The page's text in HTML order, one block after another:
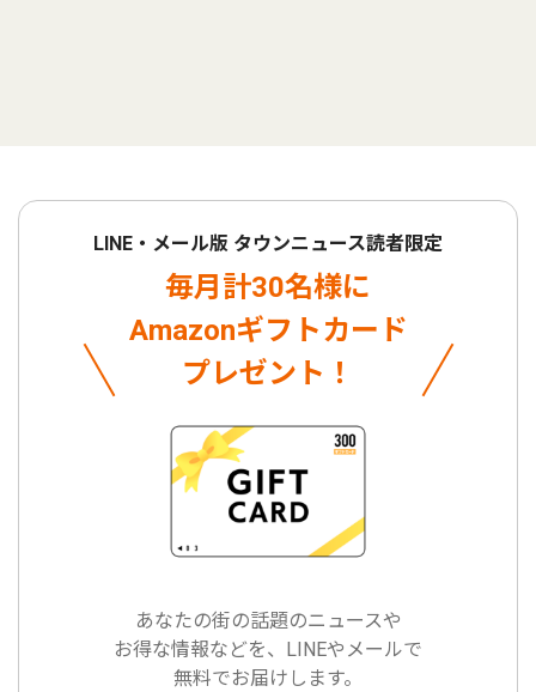
LINE・メール版 タウンニュース読者限定
毎月計30名様に
Amazonギフトカード
プレゼント！
あなたの街の話題のニュースや
お得な情報などを、LINEやメールで
無料でお届けします。